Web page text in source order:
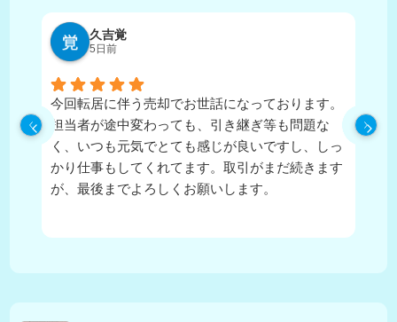
久吉覚
5日前
今回転居に伴う売却でお世話になっております。
担当者が途中変わっても、引き継ぎ等も問題な
く、いつも元気でとても感じが良いですし、しっ
かり仕事もしてくれてます。取引がまだ続きます
が、最後までよろしくお願いします。